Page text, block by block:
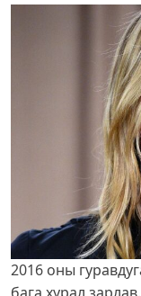
2016 оны